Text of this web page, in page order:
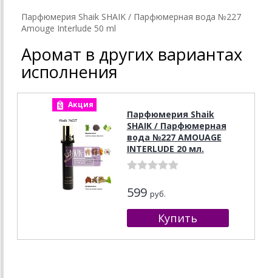
Парфюмерия Shaik SHAIK / Парфюмерная вода №227
Amouge Interlude 50 ml
Аромат в других вариантах
исполнения
Акция
Парфюмерия Shaik
SHAIK / Парфюмерная
вода №227 AMOUAGE
INTERLUDE 20 мл.
599 руб.